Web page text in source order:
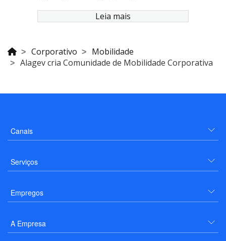
Leia mais
Corporativo
Mobilidade
Alagev cria Comunidade de Mobilidade Corporativa
Canais
Serviços
Empregos
A Empresa